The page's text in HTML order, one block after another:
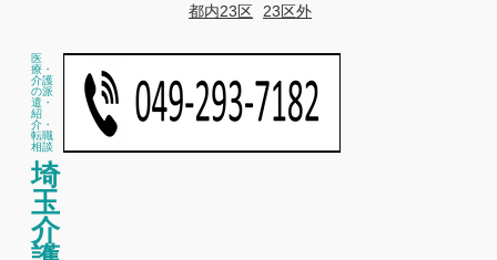
都内23区 23区外
医
療・
介護
の派
遣・
紹
介・
転職
相談
埼
玉
介